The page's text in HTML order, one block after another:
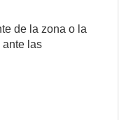
de la zona o la
ante las